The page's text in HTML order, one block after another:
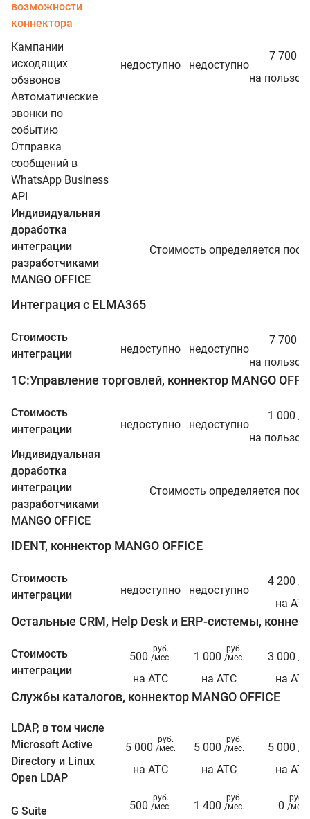
возможности
коннектора
Кампании
исходящих
обзвонов
Автоматические
звонки по
событию
Отправка
сообщений в
WhatsApp Business
API
недоступно недоступно
7 700
на
Индивидуальная
доработка
интеграции
разработчиками
MANGO OFFICE
Стоимость определяется
Интеграция с ELMA365
Стоимость
интеграции
недоступно недоступно
7 700
на
1С:Управление торговлей, коннектор MANGO
Стоимость
интеграции
недоступно недоступно
1 000 /
на
Индивидуальная
доработка
интеграции
разработчиками
MANGO OFFICE
Стоимость определяется
IDENT, коннектор MANGO OFFICE
Стоимость
интеграции
недоступно недоступно
4 200 /
на АТС
Остальные CRM, Help Desk и ERP-системы,
Стоимость
интеграции
500
руб.
/мес.
на АТС
1 000
руб.
/мес.
на АТС
3 000 /
на АТС
Службы каталогов, коннектор MANGO OFFICE
LDAP, в том числе
Microsoft Active
Directory и Linux
Open LDAP
5 000
руб.
/мес.
на АТС
5 000
руб.
/мес.
на АТС
5 000 /
на АТС
G Suite 500
руб.
/мес.
1 400
руб.
/мес.
0
руб.
/мес.